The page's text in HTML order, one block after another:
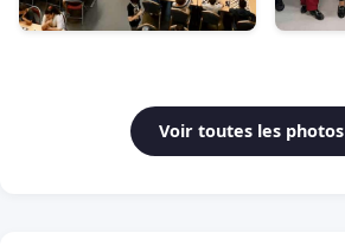
Voir toutes les photos